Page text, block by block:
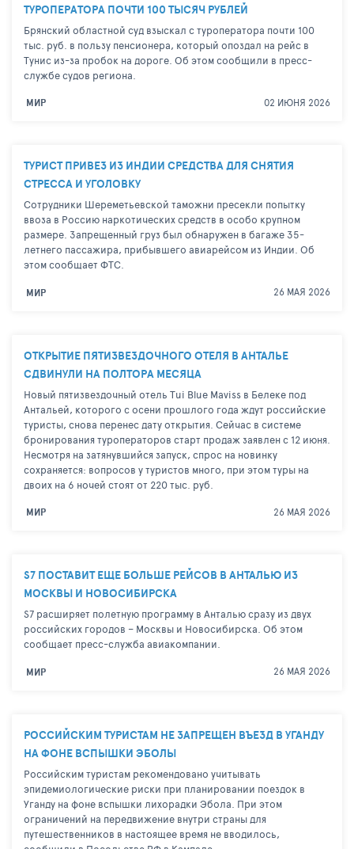
ТУРОПЕРАТОРА ПОЧТИ 100 ТЫСЯЧ РУБЛЕЙ
Брянский областной суд взыскал с туроператора почти 100
тыс. руб. в пользу пенсионера, который опоздал на рейс в
Тунис из-за пробок на дороге. Об этом сообщили в пресс-
службе судов региона.
МИР 02 ИЮНЯ 2026
ТУРИСТ ПРИВЕЗ ИЗ ИНДИИ СРЕДСТВА ДЛЯ СНЯТИЯ
СТРЕССА И УГОЛОВКУ
Сотрудники Шереметьевской таможни пресекли попытку
ввоза в Россию наркотических средств в особо крупном
размере. Запрещенный груз был обнаружен в багаже 35-
летнего пассажира, прибывшего авиарейсом из Индии. Об
этом сообщает ФТС.
МИР 26 МАЯ 2026
ОТКРЫТИЕ ПЯТИЗВЕЗДОЧНОГО ОТЕЛЯ В АНТАЛЬЕ
СДВИНУЛИ НА ПОЛТОРА МЕСЯЦА
Новый пятизвездочный отель Tui Blue Maviss в Белеке под
Антальей, которого с осени прошлого года ждут российские
туристы, снова перенес дату открытия. Сейчас в системе
бронирования туроператоров старт продаж заявлен с 12 июня.
Несмотря на затянувшийся запуск, спрос на новинку
сохраняется: вопросов у туристов много, при этом туры на
двоих на 6 ночей стоят от 220 тыс. руб.
МИР 26 МАЯ 2026
S7 ПОСТАВИТ ЕЩЕ БОЛЬШЕ РЕЙСОВ В АНТАЛЬЮ ИЗ
МОСКВЫ И НОВОСИБИРСКА
S7 расширяет полетную программу в Анталью сразу из двух
российских городов – Москвы и Новосибирска. Об этом
сообщает пресс-служба авиакомпании.
МИР 26 МАЯ 2026
РОССИЙСКИМ ТУРИСТАМ НЕ ЗАПРЕЩЕН ВЪЕЗД В УГАНДУ
НА ФОНЕ ВСПЫШКИ ЭБОЛЫ
Российским туристам рекомендовано учитывать
эпидемиологические риски при планировании поездок в
Уганду на фоне вспышки лихорадки Эбола. При этом
ограничений на передвижение внутри страны для
путешественников в настоящее время не вводилось,